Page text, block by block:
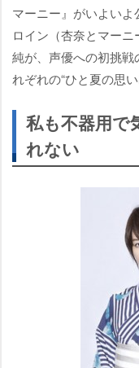
マーニー』がいよい
ロイン（杏奈とマー
純が、声優への初挑
れぞれの“ひと夏の思
私も不器用で
れない